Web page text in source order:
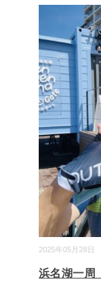
2025年05月28日
浜名湖一周